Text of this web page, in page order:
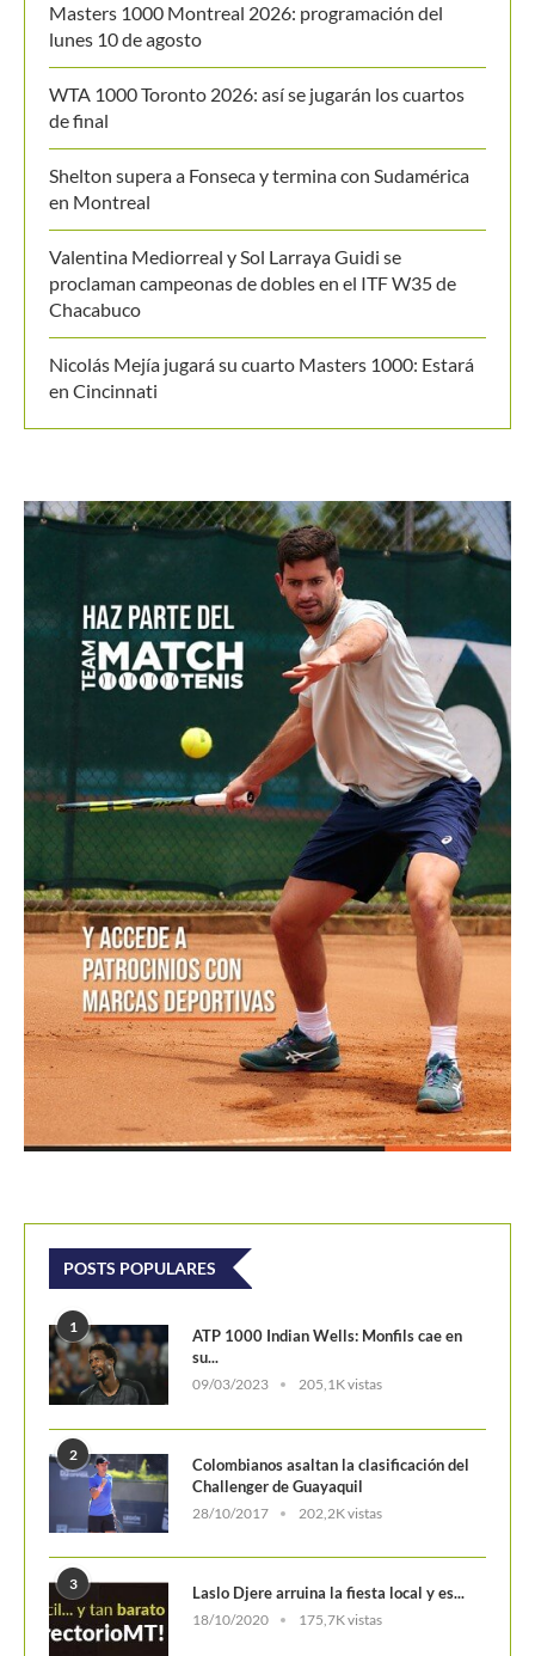
Masters 1000 Montreal 2026: programación del
lunes 10 de agosto
WTA 1000 Toronto 2026: así se jugarán los cuartos
de final
Shelton supera a Fonseca y termina con Sudamérica
en Montreal
Valentina Mediorreal y Sol Larraya Guidi se
proclaman campeonas de dobles en el ITF W35 de
Chacabuco
Nicolás Mejía jugará su cuarto Masters 1000: Estará
en Cincinnati
POSTS POPULARES
1
ATP 1000 Indian Wells: Monfils cae en
su...
09/03/2023 205,1K vistas
2
Colombianos asaltan la clasificación del
Challenger de Guayaquil
28/10/2017 202,2K vistas
3 Laslo Djere arruina la fiesta local y es...
18/10/2020 175,7K vistas